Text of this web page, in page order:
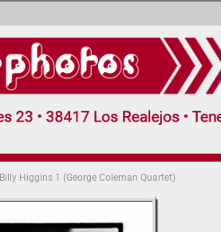
Billy Higgins 1 (George Coleman Quartet)